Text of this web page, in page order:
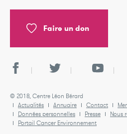
Faire un don
© 2018, Centre Léon Bérard
Actualités
Annuaire Contact
Données personnelles
Presse
Nous
Portail Cancer Environnement